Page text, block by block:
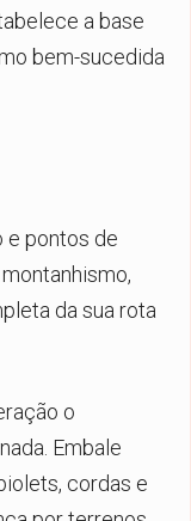
a base
bem-sucedida
e pontos de
da sua rota
o
Embale
cordas e